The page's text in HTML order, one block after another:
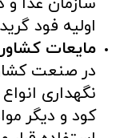
اولیه فود گرید
مایعات
در صنعت
نگهداری
کود و دیگر